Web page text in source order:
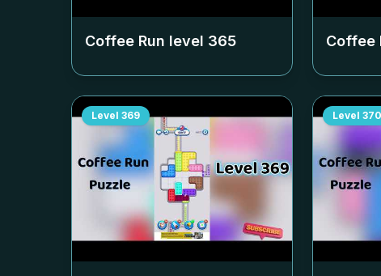
Coffee Run level 365 Coffee
Level 369 Level 370